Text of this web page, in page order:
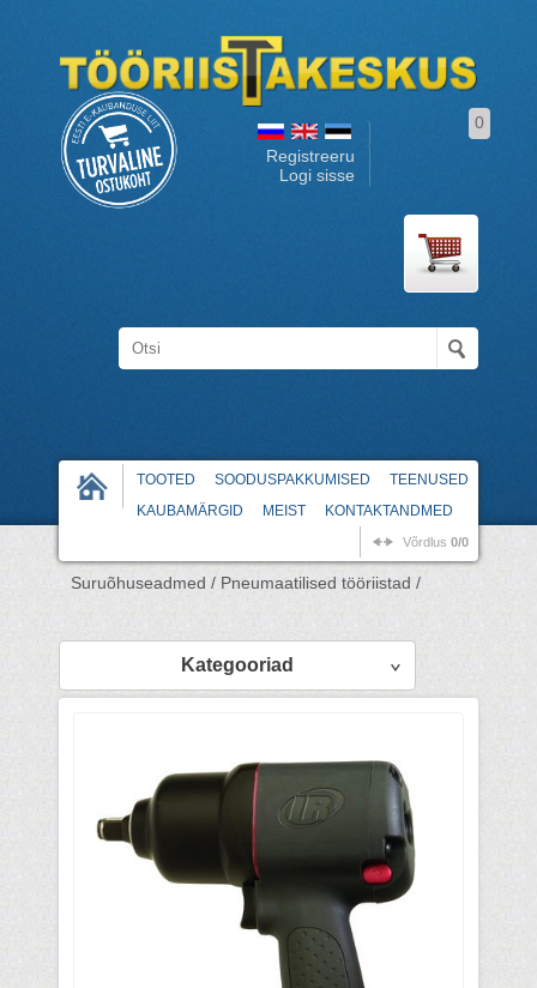
Registreeru
Logi sisse
0
TOOTED SOODUSPAKKUMISED
TEENUSED
KAUBAMÄRGID
MEIST KONTAKTANDMED
Võrdlus 0/0
Suruõhuseadmed / Pneumaatilised tööriistad /
Kategooriad